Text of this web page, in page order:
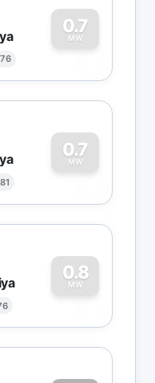
0.7
MW
0
0.7
MW
0
0.8
MW
0